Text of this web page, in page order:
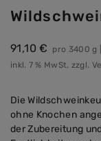
91,10 € pro 3400 g
inkl. 7 % MwSt. zzgl.
Die
ohne Knochen
der Zubereitung